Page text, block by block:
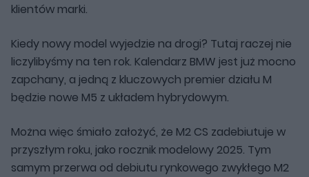
klientów marki.
Kiedy nowy model wyjedzie na drogi? Tutaj raczej nie
liczylibyśmy na ten rok. Kalendarz BMW jest już mocno
zapchany, a jedną z kluczowych premier działu M
będzie nowe M5 z układem hybrydowym.
Można więc śmiało założyć, że M2 CS zadebiutuje w
przyszłym roku, jako rocznik modelowy 2025. Tym
samym przerwa od debiutu rynkowego zwykłego M2